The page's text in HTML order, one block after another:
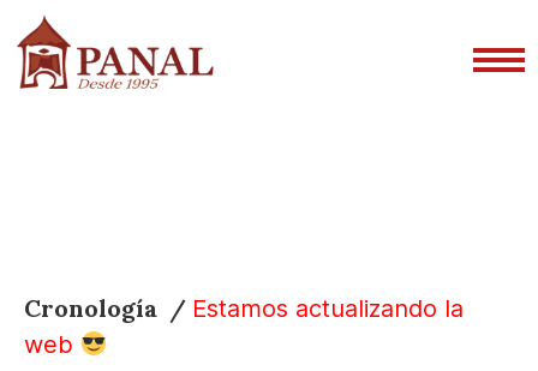
Cronología / Estamos actualizando la
web